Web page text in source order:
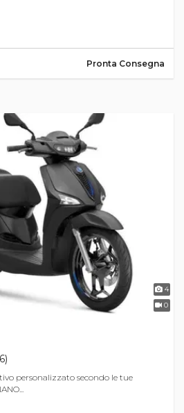
Pronta Consegna
4
0
personalizzato secondo le tue